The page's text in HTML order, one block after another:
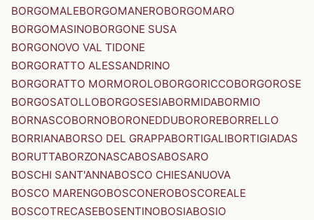
BORGOMALEBORGOMANEROBORGOMARO
BORGOMASINOBORGONE SUSA
BORGONOVO VAL TIDONE
BORGORATTO ALESSANDRINO
BORGORATTO MORMOROLOBORGORICCOBORGOROSE
BORGOSATOLLOBORGOSESIABORMIDABORMIO
BORNASCOBORNOBORONEDDUBOROREBORRELLO
BORRIANABORSO DEL GRAPPABORTIGALIBORTIGIADAS
BORUTTABORZONASCABOSABOSARO
BOSCHI SANT'ANNABOSCO CHIESANUOVA
BOSCO MARENGOBOSCONEROBOSCOREALE
BOSCOTRECASEBOSENTINOBOSIABOSIO